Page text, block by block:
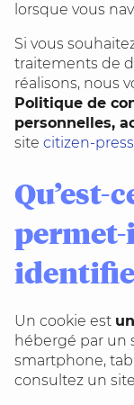
lorsque vous
Si vous
traitements de
réalisons, nous
Politique de
personnelles,
site citizen-
Qu’est-
permet-
Un cookie est
hébergé par un
smartphone,
consultez un